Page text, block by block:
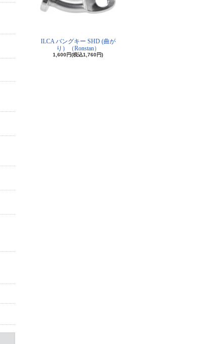
ILCA バングキー SHD (曲が
り）（Ronstan）
1,600円(税込1,760円)